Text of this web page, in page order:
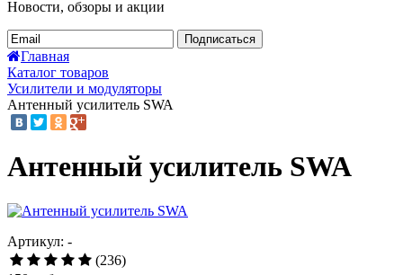
Новости, обзоры и акции
Подписаться
Главная
Каталог товаров
Усилители и модуляторы
Антенный усилитель SWA
Антенный усилитель SWA
Артикул: -
(236)